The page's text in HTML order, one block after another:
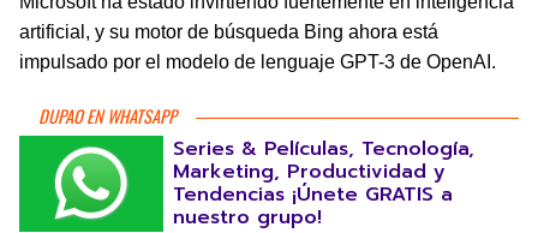
artificial, y su motor de búsqueda Bing ahora está
impulsado por el modelo de lenguaje GPT-3 de OpenAI.
DUPAO EN WHATSAPP
Series & Películas, Tecnología,
Marketing, Productividad y
Tendencias ¡Únete GRATIS a
nuestro grupo!